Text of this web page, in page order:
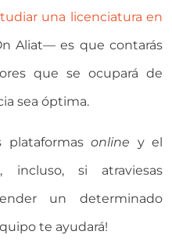
una licenciatura en
Aliat— es que contarás
que se ocupará de
sea óptima.
plataformas online y el
incluso, si atraviesas
un determinado
te ayudará!